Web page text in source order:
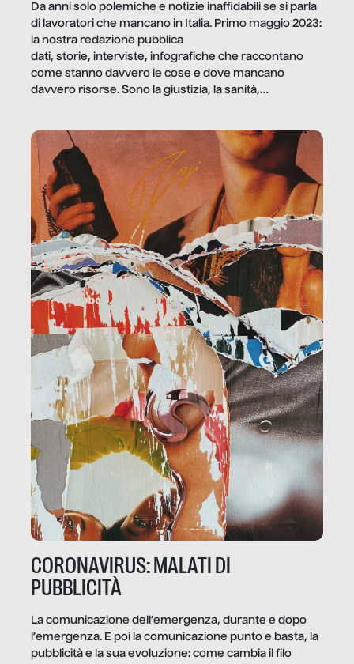
Da anni solo polemiche e notizie inaffidabili se si parla
di lavoratori che mancano in Italia. Primo maggio 2023:
la nostra redazione pubblica
dati, storie, interviste, infografiche che raccontano
come stanno davvero le cose e dove mancano
davvero risorse. Sono la giustizia, la sanità,
CORONAVIRUS: MALATI DI
PUBBLICITÀ
La comunicazione dell’emergenza, durante e dopo
l’emergenza. E poi la comunicazione punto e basta, la
pubblicità e la sua evoluzione: come cambia il filo